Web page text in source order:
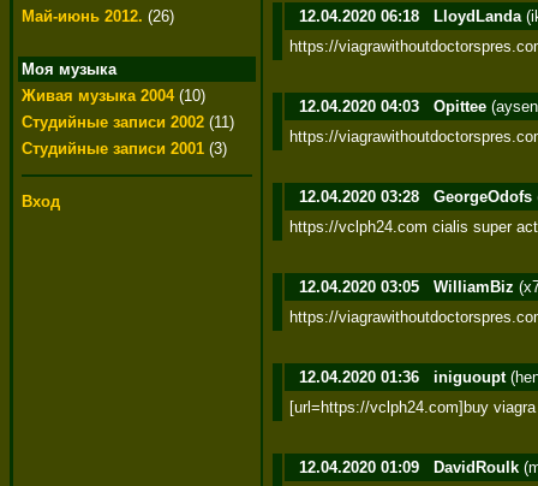
Май-июнь 2012. (26)
Моя музыка
Живая музыка 2004(10)
Студийные записи 2002 (11)
Студийные записи 2001 (3)
Вход
12.04.2020 06:18 LloydLanda
https://
12.04.2020 04:03 Opittee
https://
12.04.2020 03:28 GeorgeOdofs
https://vclph24.com cialis super
12.04.2020 03:05 WilliamBiz
https://
12.04.2020 01:36 iniguoupt
[url=https://vclph24.com]buy
12.04.2020 01:09 DavidRoulk